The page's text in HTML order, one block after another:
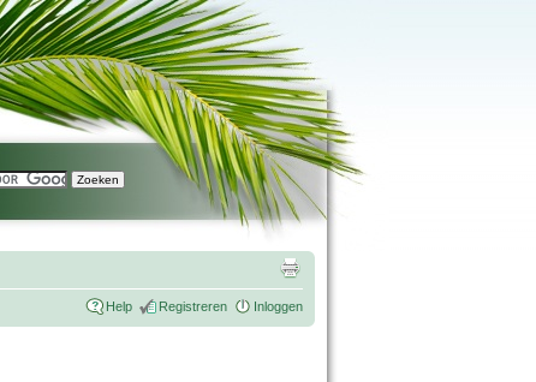
Help Registreren Inloggen